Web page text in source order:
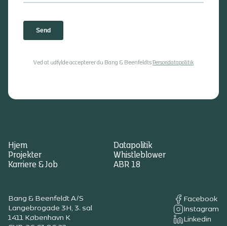
Ved at udfylde accepterer du Bang & Beenfeldts Persondatapolitik
Hjem
Datapolitik
Projekter
Whistleblower
Karriere & Job
ABR 18
Bang & Beenfeldt A/S
Langebrogade 3H, 3. sal
1411 København K
Facebook
Instagram
Linkedin